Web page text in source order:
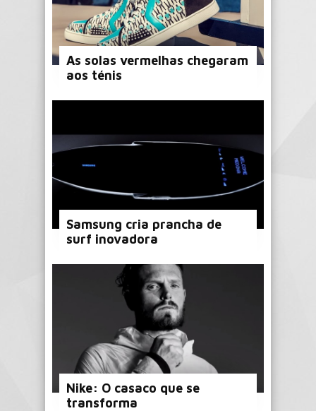
As solas vermelhas chegaram
aos ténis
Samsung cria prancha de
surf inovadora
Nike: O casaco que se
transforma